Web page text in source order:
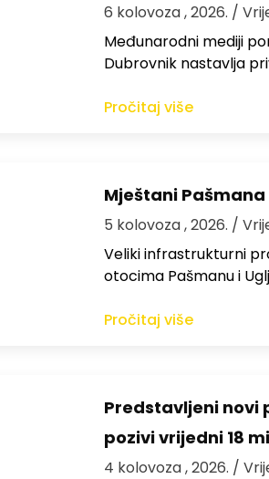
6 kolovoza , 2026. /
Međunarodni mediji
Dubrovnik nastavlja
Pročitaj više
Mještani
5 kolovoza , 2026. /
Veliki infrastrukturni
otocima Pašmanu i
Pročitaj više
Predstavljeni novi
pozivi vrijedni 18
4 kolovoza , 2026. /